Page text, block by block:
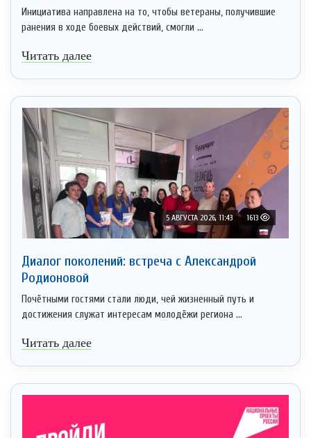
Инициатива направлена на то, чтобы ветераны, получившие
ранения в ходе боевых действий, смогли ...
Читать далее
5 АВГУСТА 2026, 11:43 1613
Диалог поколений: встреча с Александрой
Родионовой
Почётными гостями стали люди, чей жизненный путь и
достижения служат интересам молодёжи региона ...
Читать далее